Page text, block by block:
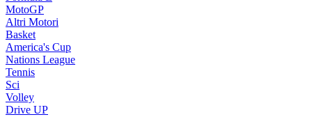
MotoGP
Altri Motori
Basket
America's Cup
Nations League
Tennis
Sci
Volley
Drive UP